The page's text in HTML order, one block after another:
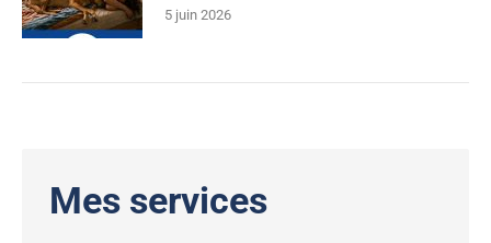
5 juin 2026
Mes services